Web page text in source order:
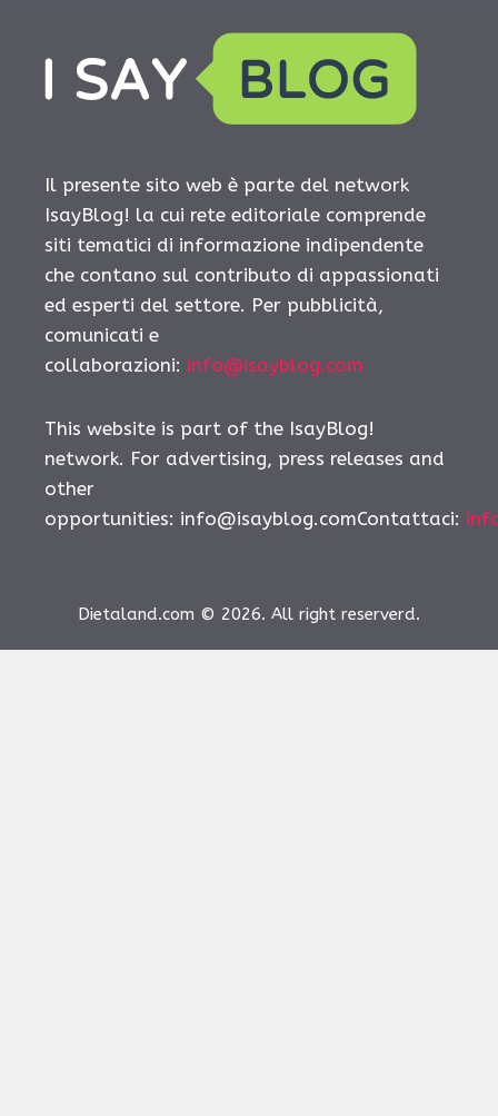
Il presente sito web è parte del network
IsayBlog! la cui rete editoriale comprende
siti tematici di informazione indipendente
che contano sul contributo di appassionati
ed esperti del settore. Per pubblicità,
comunicati e
collaborazioni: info@isayblog.com
This website is part of the IsayBlog!
network. For advertising, press releases and
other
opportunities: info@isayblog.comContattaci:
Dietaland.com © 2026. All right reserverd.